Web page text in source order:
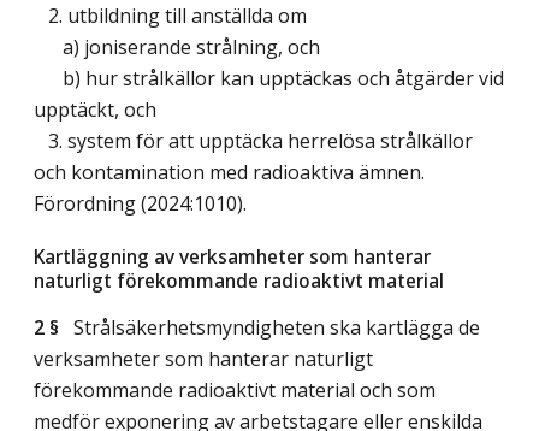
2. utbildning till anställda om
a) joniserande strålning, och
b) hur strålkällor kan upptäckas och åtgärder vid
upptäckt, och
3. system för att upptäcka herrelösa strålkällor
och kontamination med radioaktiva ämnen.
Förordning (2024:1010).
Kartläggning av verksamheter som hanterar
naturligt förekommande radioaktivt material
2 § Strålsäkerhetsmyndigheten ska kartlägga de
verksamheter som hanterar naturligt
förekommande radioaktivt material och som
medför exponering av arbetstagare eller enskilda